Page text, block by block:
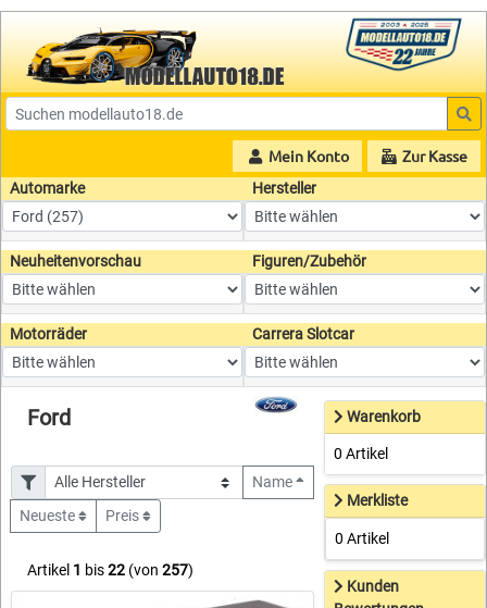
Mein Konto Zur Kasse
Automarke Hersteller
Neuheitenvorschau Figuren/Zubehör
Motorräder Carrera Slotcar
Ford
Name
Neueste
Preis
Artikel 1 bis22 (von 257)
Warenkorb
0 Artikel
Merkliste
0 Artikel
Kunden